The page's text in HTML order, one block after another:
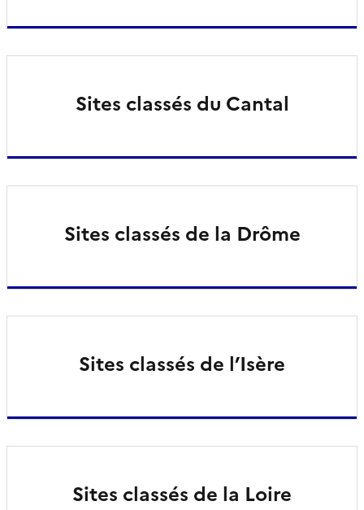
Sites classés du Cantal
Sites classés de la Drôme
Sites classés de l’Isère
Sites classés de la Loire